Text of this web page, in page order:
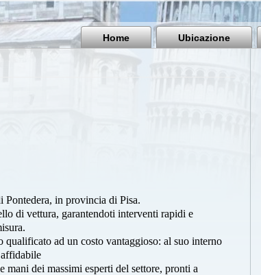
Home Ubicazione
in provincia di Pisa.
di vettura, garantendoti interventi rapidi e
ad un costo vantaggioso: al suo interno
dei massimi esperti del settore, pronti a